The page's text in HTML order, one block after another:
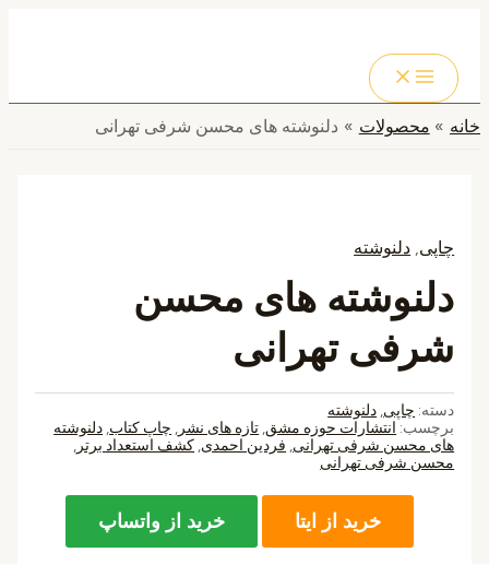
محتوا
خانه محصولات دلنوشته های محسن شرفی تهرانی
چاپی دلنوشته
دلنوشته های محسن
شرفی تهرانی
دسته: چاپی, دلنوشته
برچسب: انتشارات حوزه مشق, تازه های نشر , چاپ کتاب, دلنوشته
های محسن شرفی تهرانی, فردین احمدی, کشف استعداد برتر ,
محسن شرفی تهرانی
خرید از ایتا خرید از واتساپ